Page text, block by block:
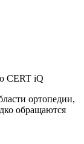
CERT iQ
ортопедии,
обращаются